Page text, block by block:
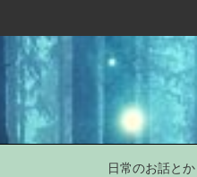
日常のお話とか